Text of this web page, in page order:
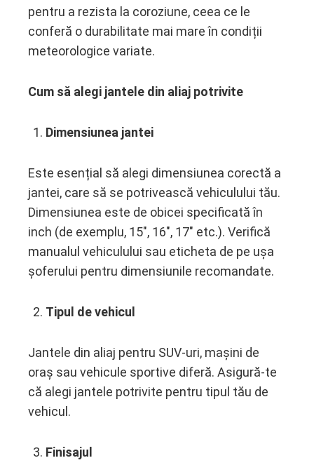
pentru a rezista la coroziune, ceea ce le
conferă o durabilitate mai mare în condiții
meteorologice variate.
Cum să alegi jantele din aliaj potrivite
Dimensiunea jantei
Este esențial să alegi dimensiunea corectă a
jantei, care să se potrivească vehiculului tău.
Dimensiunea este de obicei specificată în
inch (de exemplu, 15″, 16″, 17″ etc.). Verifică
manualul vehiculului sau eticheta de pe ușa
șoferului pentru dimensiunile recomandate.
Tipul de vehicul
Jantele din aliaj pentru SUV-uri, mașini de
oraș sau vehicule sportive diferă. Asigură-te
că alegi jantele potrivite pentru tipul tău de
vehicul.
Finisajul